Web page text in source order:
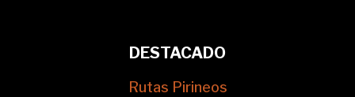
DESTACADO
Rutas Pirineos